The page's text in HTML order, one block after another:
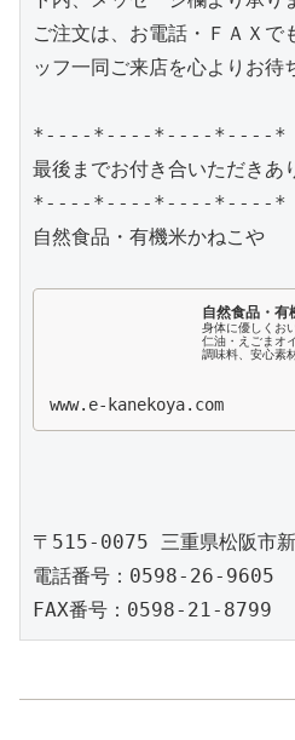
ご注文は、お電話・ＦＡＸで
ッフ一同ご来店を心よりお待
*----*----*----*----*
最後までお付き合いただきあ
*----*----*----*----*
自然食品・有機米かねこや
自然食品・有
身体に優しくお
仁油・えごまオ
調味料、安心素
www.e-kanekoya.com
〒515-0075 三重県松阪市
電話番号：0598-26-9605
FAX番号：0598-21-8799